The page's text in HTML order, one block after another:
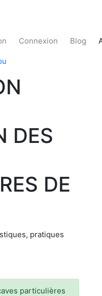
Connexion Blog
DES
DE
pratiques
particulières